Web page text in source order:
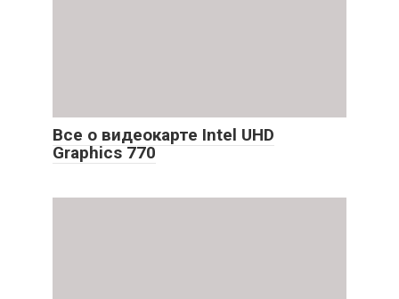
Все о видеокарте Intel UHD
Graphics 770